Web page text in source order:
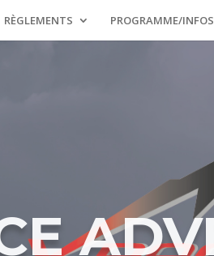
RÈGLEMENTS PROGRAMME/INFOS